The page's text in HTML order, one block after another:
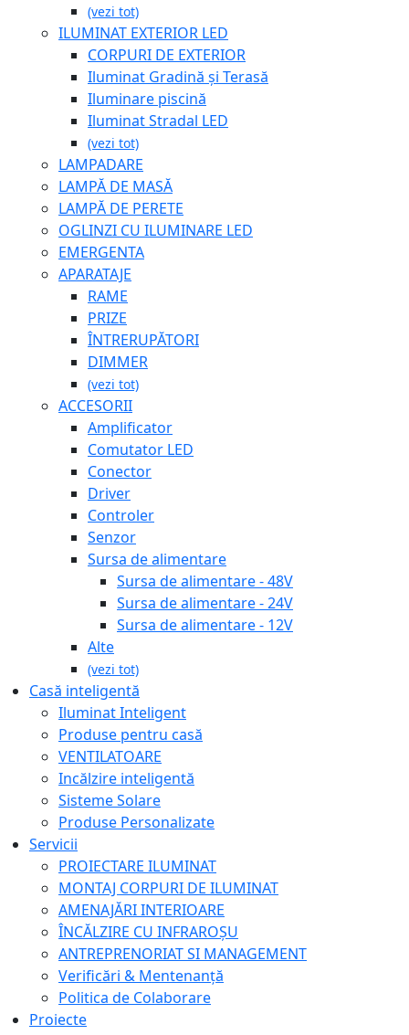
(vezi tot)
ILUMINAT EXTERIOR LED
CORPURI DE EXTERIOR
Iluminat Gradină și Terasă
Iluminare piscină
Iluminat Stradal LED
(vezi tot)
LAMPADARE
LAMPĂ DE MASĂ
LAMPĂ DE PERETE
OGLINZI CU ILUMINARE LED
EMERGENTA
APARATAJE
RAME
PRIZE
ÎNTRERUPĂTORI
DIMMER
(vezi tot)
ACCESORII
Amplificator
Comutator LED
Conector
Driver
Controler
Senzor
Sursa de alimentare
Sursa de alimentare - 48V
Sursa de alimentare - 24V
Sursa de alimentare - 12V
Alte
(vezi tot)
Casă inteligentă
Iluminat Inteligent
Produse pentru casă
VENTILATOARE
Incălzire inteligentă
Sisteme Solare
Produse Personalizate
Servicii
PROIECTARE ILUMINAT
MONTAJ CORPURI DE ILUMINAT
AMENAJĂRI INTERIOARE
ÎNCĂLZIRE CU INFRAROȘU
ANTREPRENORIAT SI MANAGEMENT
Verificări & Mentenanță
Politica de Colaborare
Proiecte